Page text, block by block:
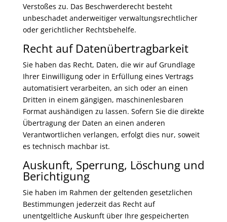
Verstoßes zu. Das Beschwerderecht besteht
unbeschadet anderweitiger verwaltungsrechtlicher
oder gerichtlicher Rechtsbehelfe.
Recht auf Datenübertragbarkeit
Sie haben das Recht, Daten, die wir auf Grundlage
Ihrer Einwilligung oder in Erfüllung eines Vertrags
automatisiert verarbeiten, an sich oder an einen
Dritten in einem gängigen, maschinenlesbaren
Format aushändigen zu lassen. Sofern Sie die direkte
Übertragung der Daten an einen anderen
Verantwortlichen verlangen, erfolgt dies nur, soweit
es technisch machbar ist.
Auskunft, Sperrung, Löschung und
Berichtigung
Sie haben im Rahmen der geltenden gesetzlichen
Bestimmungen jederzeit das Recht auf
unentgeltliche Auskunft über Ihre gespeicherten